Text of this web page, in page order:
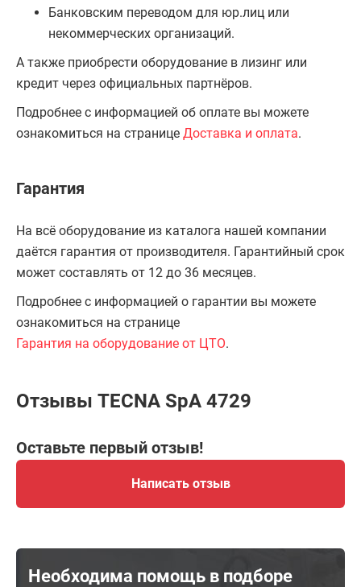
Банковским переводом для юр.лиц или
некоммерческих организаций.
А также приобрести оборудование в лизинг или
кредит через официальных партнёров.
Подробнее с информацией об оплате вы можете
ознакомиться на странице Доставка и оплата.
Гарантия
На всё оборудование из каталога нашей компании
даётся гарантия от производителя. Гарантийный срок
может составлять от 12 до 36 месяцев.
Подробнее с информацией о гарантии вы можете
ознакомиться на странице
Гарантия на оборудование от ЦТО.
Отзывы TECNA SpA 4729
Оставьте первый отзыв!
Написать отзыв
Необходима помощь в подборе